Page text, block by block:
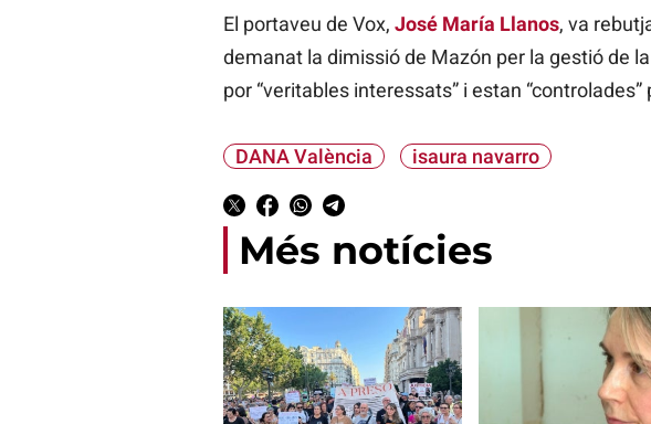
El portaveu de Vox, José María Llanos, va
demanat la dimissió de Mazón per la gestió de
por “veritables interessats” i estan
DANA València isaura navarro
Més notícies